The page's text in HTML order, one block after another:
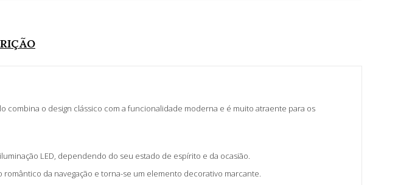
combina o design clássico com a funcionalidade moderna e é muito atraente para os
LED, dependendo do seu estado de espírito e da ocasião.
da navegação e torna-se um elemento decorativo marcante.